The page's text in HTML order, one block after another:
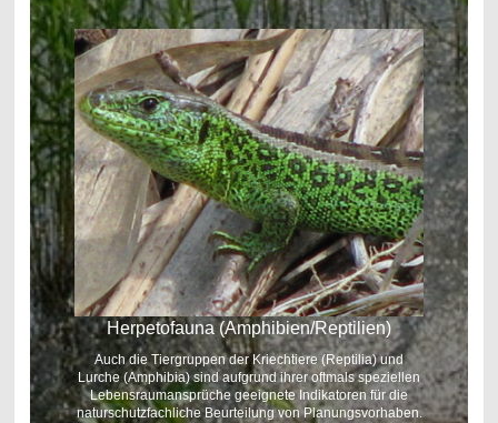
Herpetofauna (Amphibien/Reptilien)
Auch die Tiergruppen der Kriechtiere (Reptilia) und
Lurche (Amphibia) sind aufgrund ihrer oftmals speziellen
Lebensraumansprüche geeignete Indikatoren für die
naturschutzfachliche Beurteilung von Planungsvorhaben.